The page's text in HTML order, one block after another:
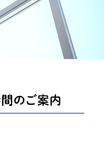
間のご案内